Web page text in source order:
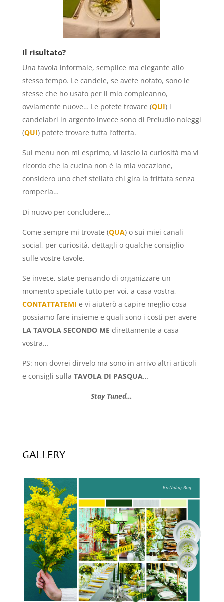
Il risultato?
Una tavola informale, semplice ma elegante allo
stesso tempo. Le candele, se avete notato, sono le
stesse che ho usato per il mio compleanno,
ovviamente nuove… Le potete trovare (QUI) i
candelabri in argento invece sono di Preludio noleggi
(QUI) potete trovare tutta l’offerta.
Sul menu non mi esprimo, vi lascio la curiosità ma vi
ricordo che la cucina non è la mia vocazione,
considero uno chef stellato chi gira la frittata senza
romperla…
Di nuovo per concludere…
Come sempre mi trovate (QUA) o sui miei canali
social, per curiosità, dettagli o qualche consiglio
sulle vostre tavole.
Se invece, state pensando di organizzare un
momento speciale tutto per voi, a casa vostra,
CONTATTATEMI e vi aiuterò a capire meglio cosa
possiamo fare insieme e quali sono i costi per avere
LA TAVOLA SECONDO ME direttamente a casa
vostra…
PS: non dovrei dirvelo ma sono in arrivo altri articoli
e consigli sulla TAVOLA DI PASQUA…
Stay Tuned…
GALLERY